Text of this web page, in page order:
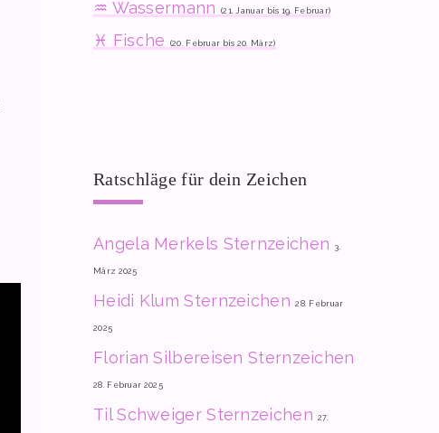
♒ Wassermann (21. Januar bis 19. Februar)
♓ Fische (20. Februar bis 20. März)
Ratschläge für dein Zeichen
Angela Merkels Sternzeichen 3.
März 2025
Heidi Klum Sternzeichen 28. Februar
2025
Florian Silbereisen Sternzeichen
28. Februar 2025
Til Schweiger Sternzeichen 27.